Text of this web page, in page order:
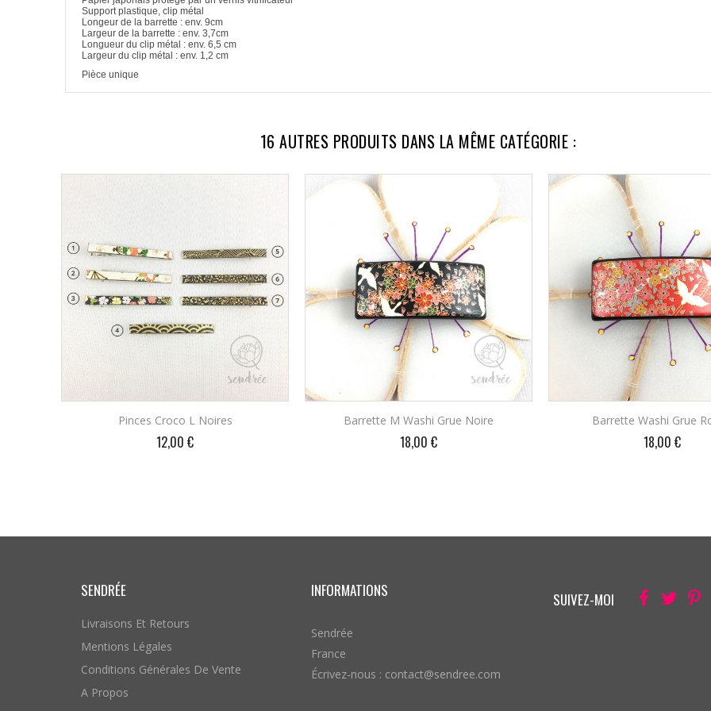
Support plastique, clip métal
Longeur de la barrette : env. 9cm
Largeur de la barrette : env. 3,7cm
Longueur du clip métal : env. 6,5 cm
Largeur du clip métal : env. 1,2 cm
Pièce unique
16 AUTRES PRODUITS DANS LA MÊME CATÉGORIE :
Pinces Croco L Noires
Prix
12,00 €
Barrette M Washi Grue Noire
Prix
18,00 €
Barrette Washi Grue
Prix
18,00 €
SENDRÉE
Livraisons Et Retours
Mentions Légales
Conditions Générales De Vente
A Propos
INFORMATIONS
Sendrée
France
Écrivez-nous : contact@sendree.com
SUIVEZ-MOI Facebook
Twitter